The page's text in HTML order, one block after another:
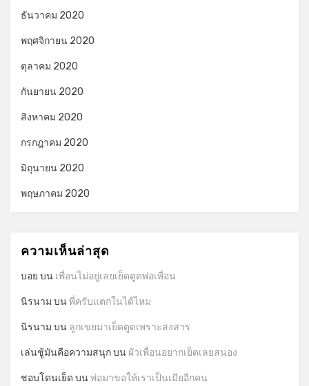
ธันวาคม 2020
พฤศจิกายน 2020
ตุลาคม 2020
กันยายน 2020
สิงหาคม 2020
กรกฎาคม 2020
มิถุนายน 2020
พฤษภาคม 2020
ความเห็นล่าสุด
บอย บน เพื่อนไม่อยู่เลยเย็ดตูดพ่อเพื่อน
นิรนาม บนพี่ครับแตกในได้ไหม
นิรนาม บน ลูกเขยมาเย็ดตูดเพราะสงสาร
เล่นชู้มันคือความสนุกบน ผัวเพื่อนอยากเย็ดเลยสนอง
ชอบโดนเย็ด บนพ่อมาขอให้เราเป็นเมียอีกคน